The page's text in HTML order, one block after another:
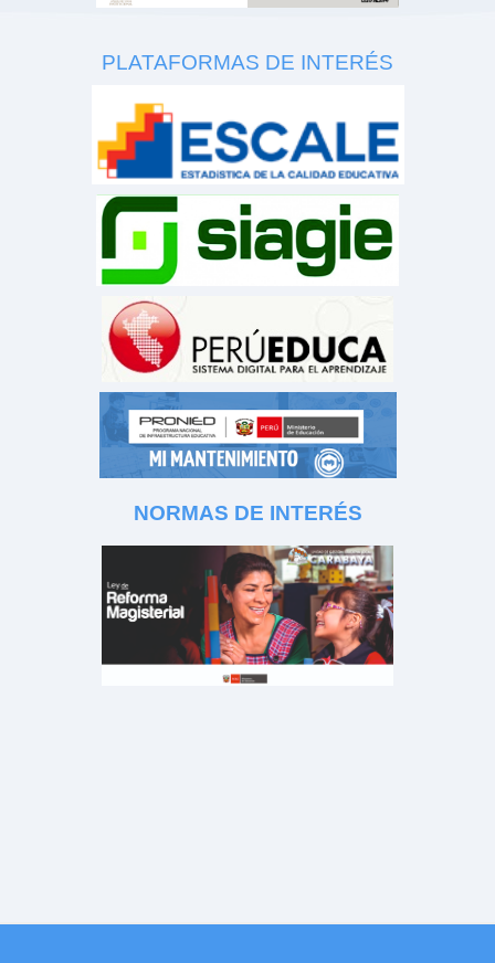
PLATAFORMAS DE INTERÉS
NORMAS DE INTERÉS